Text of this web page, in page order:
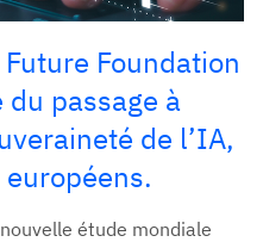
Foundation
du passage à
de l’IA,
étude mondiale